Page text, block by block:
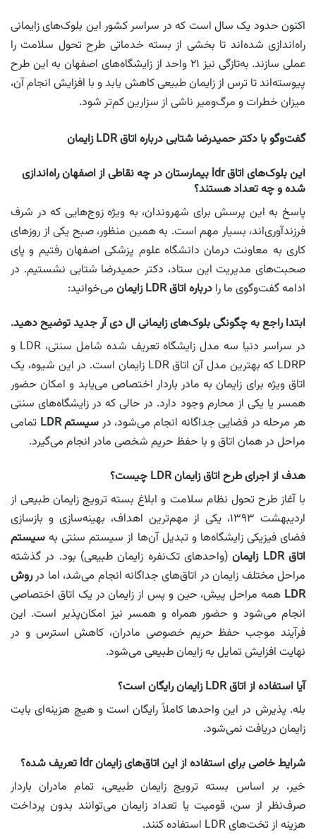
اکنون حدود یک سال است که در سراسر کشور این بلوک‌های زایمانی
راه‌اندازی شده‌اند تا بخشی از بسته خدماتی طرح تحول سلامت را
عملی سازند. به‌تازگی نیز ۲۱ واحد از زایشگاه‌های اصفهان به این طرح
پیوسته‌اند تا ترس از زایمان طبیعی کاهش یابد و با افزایش انجام آن،
میزان خطرات و مرگ‌ومیر ناشی از سزارین کم‌تر شود.
گفت‌وگو با دکتر حمیدرضا شتابی درباره اتاق LDR زایمان
این بلوک‌های اتاق ldr بیمارستان در چه نقاطی از اصفهان راه‌اندازی
شده و چه تعداد هستند؟
پاسخ به این پرسش برای شهروندان، به ‌ویژه زوج‌هایی که در شرف
فرزندآوری‌اند، بسیار مهم است. به همین منظور، صبح یکی از روزهای
کاری به معاونت درمان دانشگاه علوم پزشکی اصفهان رفتیم و پای
صحبت‌های مدیریت این ستاد، دکتر حمیدرضا شتابی نشستیم. در
ادامه گفت‌وگوی ما را درباره اتاق LDR زایمان
می‌خوانید:
ابتدا راجع به چگونگی بلوک‌های زایمانی ال دی آر جدید توضیح دهید.
در سراسر دنیا سه مدل زایشگاه تعریف شده شامل سنتی، LDR و
LDRP که بهترین مدل آن اتاق LDR زایمان است. در این شیوه، یک
اتاق ویژه برای زایمان به مادر باردار اختصاص می‌یابد و امکان حضور
همسر یا یکی از محارم وجود دارد. در حالی که در زایشگاه‌های سنتی
هر مرحله در فضایی جداگانه انجام می‌شود، در سیستم LDR
تمامی
مراحل در همان اتاق و با حفظ حریم شخصی مادر انجام می‌گیرد.
هدف از اجرای طرح اتاق زایمان LDR چیست؟
با آغاز طرح تحول نظام سلامت و ابلاغ بسته ترویج زایمان طبیعی از
اردیبهشت ۱۳۹۳، یکی از مهم‌ترین اهداف، بهینه‌سازی و بازسازی
فضای فیزیکی زایشگاه‌ها و تبدیل آن‌ها از سیستم سنتی به سیستم
اتاق LDR زایمان
(واحدهای تک‌نفره زایمان طبیعی) بود. در گذشته
مراحل مختلف زایمان در اتاق‌های جداگانه انجام می‌شد، اما درروش
LDR همه مراحل پیش، حین و پس از زایمان در یک اتاق اختصاصی
انجام می‌شود و حضور همراه و همسر نیز امکان‌پذیر است. این
فرآیند موجب حفظ حریم خصوصی مادران، کاهش استرس و در
نهایت افزایش تمایل به زایمان طبیعی می‌شود.
آیا استفاده از اتاق LDR زایمان رایگان است؟
بله. پذیرش در این واحدها کاملاً رایگان است و هیچ هزینه‌ای بابت
زایمان دریافت نمی‌شود.
شرایط خاصی برای استفاده از این اتاق‌های زایمان ldr تعریف شده؟
خیر، بر اساس بسته ترویج زایمان طبیعی، تمام مادران باردار
صرف‌نظر از سن، قومیت یا تعداد زایمان می‌توانند بدون پرداخت
هزینه از تخت‌های LDR استفاده کنند.